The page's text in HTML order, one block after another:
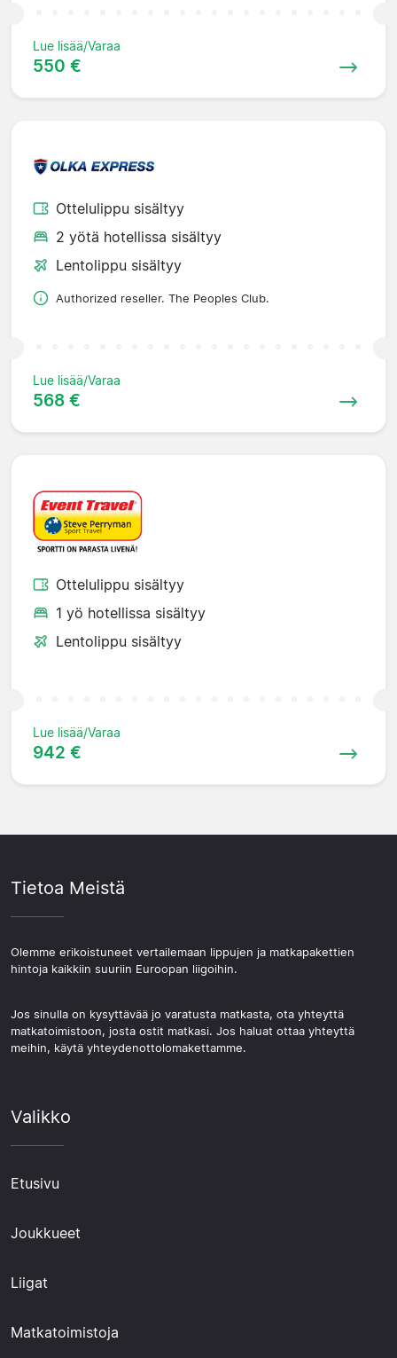
Lue lisää/Varaa
550 €
Ottelulippu sisältyy
2 yötä hotellissa sisältyy
Lentolippu sisältyy
Authorized reseller. The Peoples Club.
Lue lisää/Varaa
568 €
Ottelulippu sisältyy
1 yö hotellissa sisältyy
Lentolippu sisältyy
Lue lisää/Varaa
942 €
Tietoa Meistä
Olemme erikoistuneet vertailemaan lippujen ja matkapakettien
hintoja kaikkiin suuriin Euroopan liigoihin.
Jos sinulla on kysyttävää jo varatusta matkasta, ota yhteyttä
matkatoimistoon, josta ostit matkasi. Jos haluat ottaa yhteyttä
meihin, käytä yhteydenottolomakettamme.
Valikko
Etusivu
Joukkueet
Liigat
Matkatoimistoja